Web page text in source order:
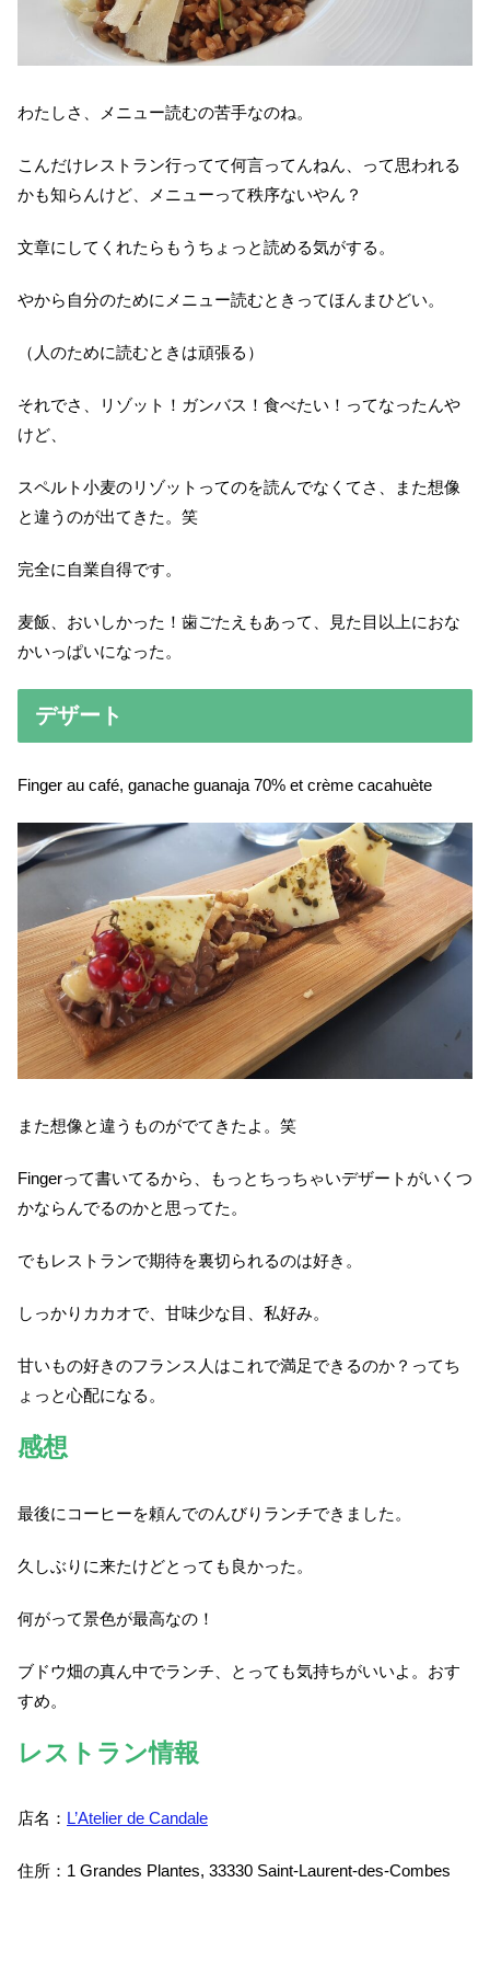
わたしさ、メニュー読むの苦手なのね。
こんだけレストラン行ってて何言ってんねん、って思われる
かも知らんけど、メニューって秩序ないやん？
文章にしてくれたらもうちょっと読める気がする。
やから自分のためにメニュー読むときってほんまひどい。
（人のために読むときは頑張る）
それでさ、リゾット！ガンバス！食べたい！ってなったんや
けど、
スペルト小麦のリゾットってのを読んでなくてさ、また想像
と違うのが出てきた。笑
完全に自業自得です。
麦飯、おいしかった！歯ごたえもあって、見た目以上におな
かいっぱいになった。
デザート
Finger au café, ganache guanaja 70% et crème cacahuète
また想像と違うものがでてきたよ。笑
Fingerって書いてるから、もっとちっちゃいデザートがいくつ
かならんでるのかと思ってた。
でもレストランで期待を裏切られるのは好き。
しっかりカカオで、甘味少な目、私好み。
甘いもの好きのフランス人はこれで満足できるのか？ってち
ょっと心配になる。
感想
最後にコーヒーを頼んでのんびりランチできました。
久しぶりに来たけどとっても良かった。
何がって景色が最高なの！
ブドウ畑の真ん中でランチ、とっても気持ちがいいよ。おす
すめ。
レストラン情報
店名： L’Atelier de Candale
住所：1 Grandes Plantes, 33330 Saint-Laurent-des-Combes